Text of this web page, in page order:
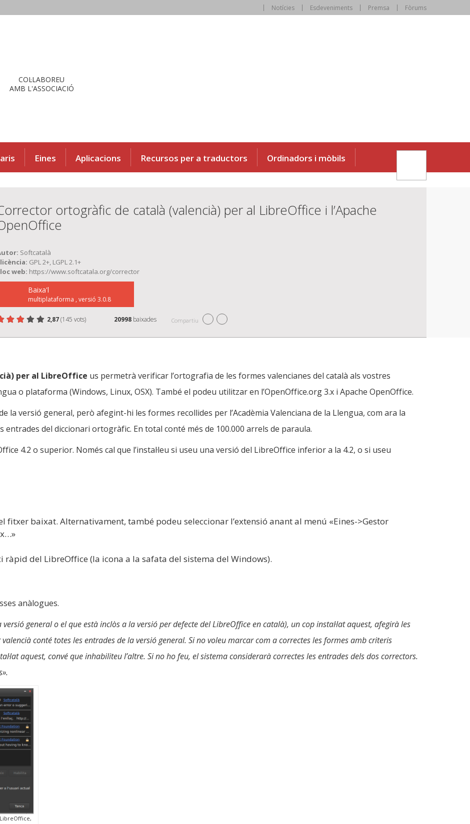
Notícies Esdeveniments Premsa Fòrums
COL·LABOREU
AMB L'ASSOCIACIÓ
Eines Aplicacions Recursos per a traductors Ordinadors i mòbils
ortogràfic de català (valencià) per al LibreOffice i l’Apache
Softcatalà
GPL 2+, LGPL 2.1+
web: https://www.softcatala.org/corrector
Baixa'l
multiplataforma , versió 3.0.8
2,87(145 vots) 20998 baixades Compartiu
per al LibreOffice us permetrà verificar l’ortografia de les formes valencianes del català als vostres
o plataforma (Windows, Linux, OSX). També el podeu utilitzar en l’OpenOffice.org 3.x i Apache OpenOffice.
la versió general, però afegint-hi les formes recollides per l’Acadèmia Valenciana de la Llengua, com ara la
entrades del diccionari ortogràfic. En total conté més de 100.000 arrels de paraula.
4.2 o superior. Només cal que l’instal·leu si useu una versió del LibreOffice inferior a la 4.2, o si useu
fitxer baixat. Alternativament, també podeu seleccionar l’extensió anant al menú «Eines->Gestor
ràpid del LibreOffice (la icona a la safata del sistema del Windows).
anàlogues.
general o el que està inclòs a la versió per defecte del LibreOffice en català), un cop instal·lat aquest, afegirà les
conté totes les entrades de la versió general. Si no voleu marcar com a correctes les formes amb criteris
aquest, convé que inhabiliteu l’altre. Si no ho feu, el sistema considerarà correctes les entrades dels dos correctors.